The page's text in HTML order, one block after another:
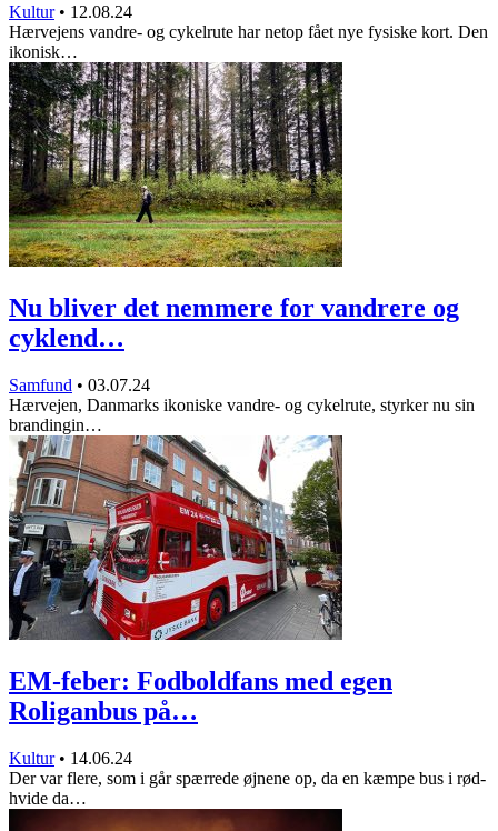
Kultur • 12.08.24
Hærvejens vandre- og cykelrute har netop fået nye fysiske kort. Den
ikonisk…
Nu bliver det nemmere for vandrere og
cyklend…
Samfund • 03.07.24
Hærvejen, Danmarks ikoniske vandre- og cykelrute, styrker nu sin
brandingin…
EM-feber: Fodboldfans med egen
Roliganbus på…
Kultur • 14.06.24
Der var flere, som i går spærrede øjnene op, da en kæmpe bus i rød-
hvide da…